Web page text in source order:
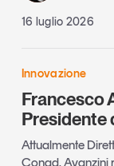
16 luglio 2026
Innovazione
Francesco
Presidente
Attualmente
Conad, Avanzini